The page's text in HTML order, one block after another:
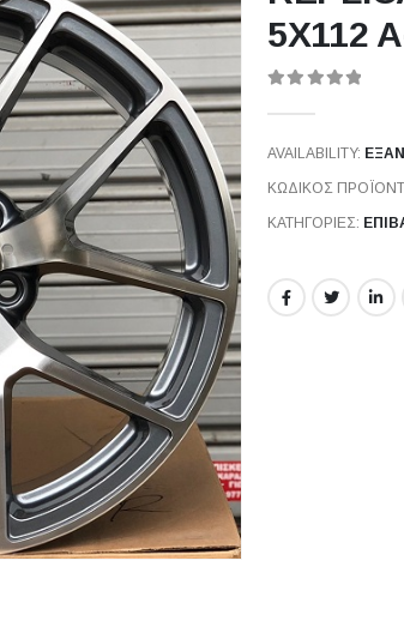
5X112
AVAILABILITY:
ΚΩΔΙΚΌΣ
ΚΑΤΗΓΟΡΊΕΣ: